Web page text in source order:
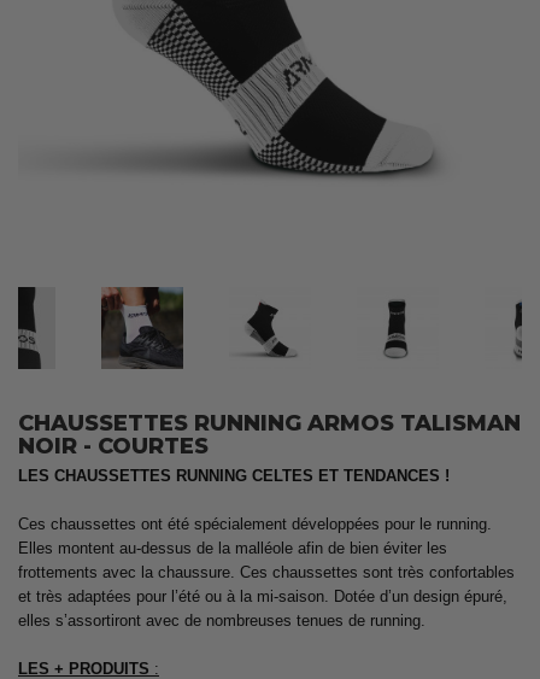
CHAUSSETTES RUNNING ARMOS TALISMAN
NOIR - COURTES
LES CHAUSSETTES RUNNING CELTES ET TENDANCES !
Ces chaussettes ont été spécialement développées pour le running.
Elles montent au-dessus de la malléole afin de bien éviter les
frottements avec la chaussure. Ces chaussettes sont très confortables
et très adaptées pour l’été ou à la mi-saison. Dotée d’un design épuré,
elles s’assortiront avec de nombreuses tenues de running.
LES + PRODUITS :